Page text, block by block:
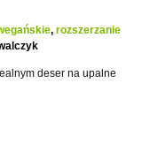
, rozszerzanie
deser na upalne